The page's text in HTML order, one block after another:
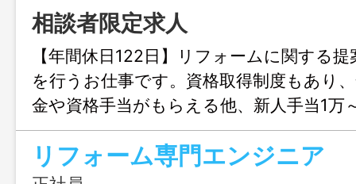
相談者限定求人
【年間休日122日】リフォームに関する
を行うお仕事です。資格取得制度もあり
金や資格手当がもらえる他、新人手当1万
種手当が豊富♪依頼から始まる営業活動な
飛び込み営業が一切なく、未経験の方で
す。
リフォーム専門エンジニア